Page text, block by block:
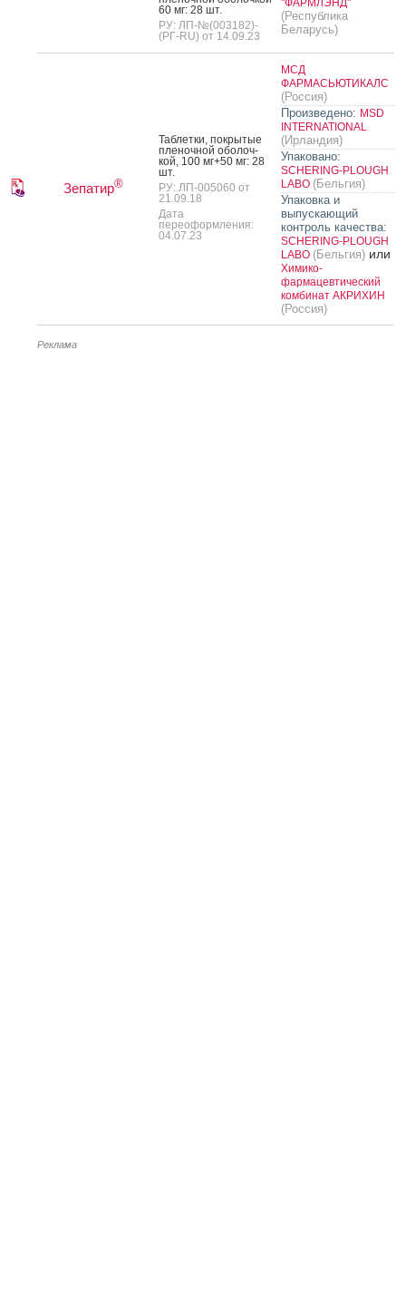
60 мг: 28 шт.
РУ: ЛП-№(003182)-
(РГ-RU) от 14.09.23
"ФАРМЛЭНД"
(Республика
Беларусь)
Зепатир®
Таб­летки, пок­ры­тые
пле­ноч­ной обо­лоч­
кой, 100 мг+50 мг: 28
шт.
РУ: ЛП-005060 от
21.09.18
Дата
переоформления:
04.07.23
МСД
ФАРМАСЬЮТИКАЛС
(Россия)
Произведено: MSD
INTERNATIONAL
(Ирландия)
Упаковано:
SCHERING-PLOUGH
LABO (Бельгия)
Упаковка и
выпускающий
контроль качества:
SCHERING-PLOUGH
LABO (Бельгия) или
Химико-
фармацевтический
комбинат АКРИХИН
(Россия)
Реклама